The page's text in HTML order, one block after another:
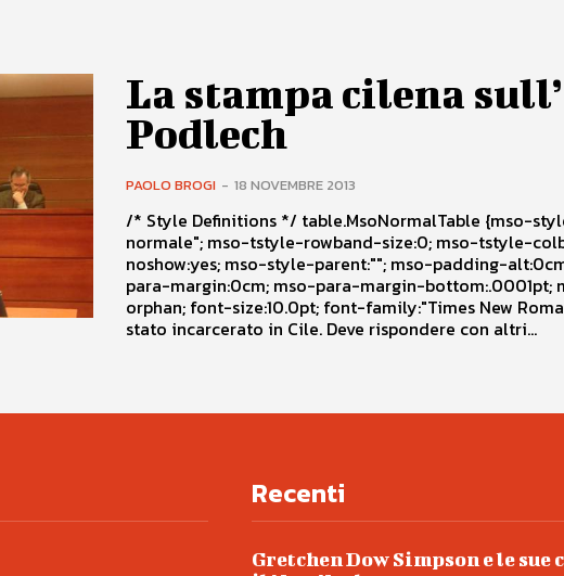
La stampa cilena
Podlech
PAOLO BROGI - 18 NOVEMBRE 2013
/* Style Definitions */ table.MsoNormalTable {mso-style-name:"Tabella
normale"; mso-tstyle-rowband-size:0; mso-tstyle-colband-size:0; mso-style-
noshow:yes; mso-style-parent:""; mso-padding-alt:0cm 5.4pt 0cm 5.4pt; mso-
para-margin:0cm; mso-para-margin-bottom:.0001pt; mso-pagination:widow-
orphan; font-size:10.0pt; font-family:"Times New Roman";} Alfonso Podlech è
stato incarcerato in Cile. Deve rispondere con altri...
Recenti
Gretchen Dow Simpson e le sue